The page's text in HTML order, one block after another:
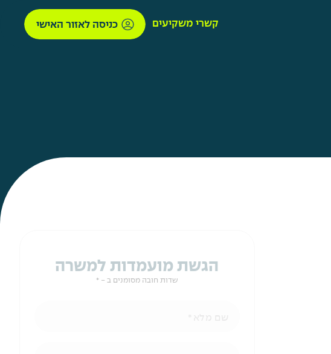
קשרי משקיעים כניסה לאזור האישי
הגשת מועמדות למשרה
שדות חובה מסומנים ב - *